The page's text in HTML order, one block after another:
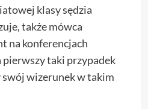
klasy sędzia
także mówca
na konferencjach
pierwszy taki przypadek
wizerunek w takim